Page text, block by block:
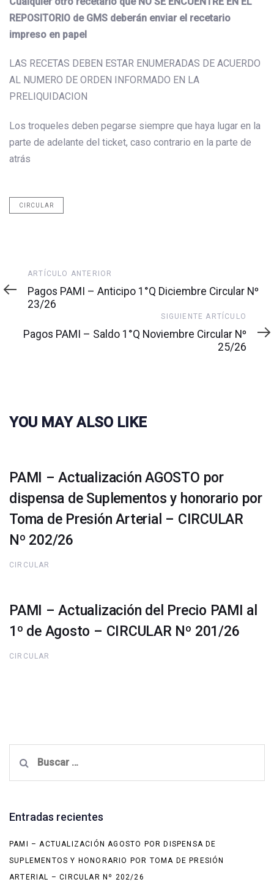
REPOSITORIO de GMS deberán enviar el recetario
impreso en papel
LAS RECETAS DEBEN ESTAR ENUMERADAS DE ACUERDO
AL NUMERO DE ORDEN INFORMADO EN LA
PRELIQUIDACION
Los troqueles deben pegarse siempre que haya lugar en la
parte de adelante del ticket, caso contrario en la parte de
atrás
CIRCULAR
Artículo
anterior
ARTÍCULO ANTERIOR
Pagos PAMI – Anticipo 1°Q Diciembre Circular Nº
23/26
artículo
SIGUIENTE ARTÍCULO
Pagos PAMI – Saldo 1°Q Noviembre Circular Nº
25/26
YOU MAY ALSO LIKE
PAMI – Actualización AGOSTO por
dispensa de Suplementos y honorario por
Toma de Presión Arterial – CIRCULAR
Nº 202/26
CIRCULAR
PAMI – Actualización del Precio PAMI al
1º de Agosto – CIRCULAR Nº 201/26
CIRCULAR
Entradas recientes
PAMI – ACTUALIZACIÓN AGOSTO POR DISPENSA DE
SUPLEMENTOS Y HONORARIO POR TOMA DE PRESIÓN
ARTERIAL – CIRCULAR Nº 202/26